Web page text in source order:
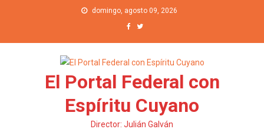
domingo, agosto 09, 2026
El Portal Federal con
Espíritu Cuyano
Director: Julián Galván